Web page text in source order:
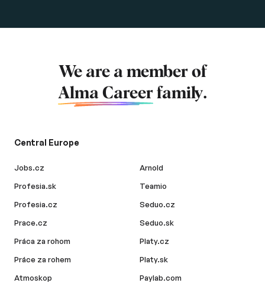
We are a member of
Alma Career family.
Central Europe
Jobs.cz
Profesia.sk
Profesia.cz
Prace.cz
Práca za rohom
Práce za rohem
Atmoskop
Arnold
Teamio
Seduo.cz
Seduo.sk
Platy.cz
Platy.sk
Paylab.com